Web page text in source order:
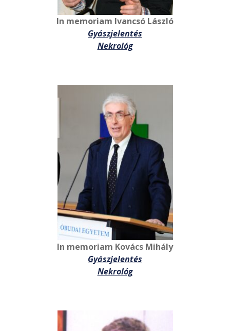
In memoriam Ivancsó László
Gyászjelentés
Nekrológ
In memoriam Kovács Mihály
Gyászjelentés
Nekrológ